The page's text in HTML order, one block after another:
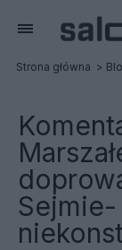
Strona główna